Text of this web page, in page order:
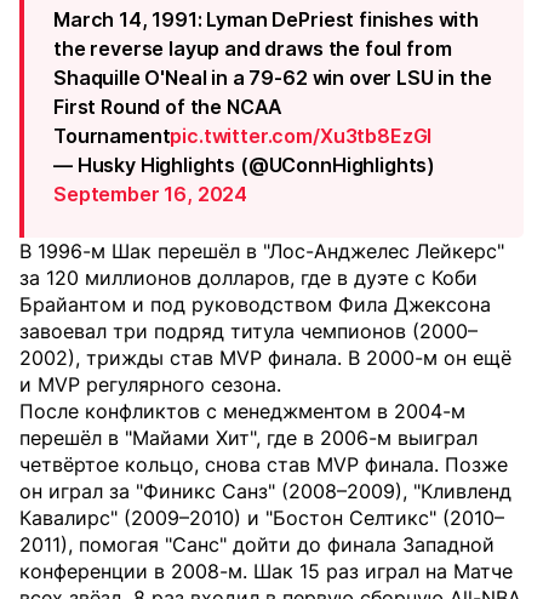
March 14, 1991: Lyman DePriest finishes with
the reverse layup and draws the foul from
Shaquille O'Neal in a 79-62 win over LSU in the
First Round of the NCAA
Tournamentpic.twitter.com/Xu3tb8EzGl
— Husky Highlights (@UConnHighlights)
September 16, 2024
В 1996-м Шак перешёл в "Лос-Анджелес Лейкерс"
за 120 миллионов долларов, где в дуэте с Коби
Брайантом и под руководством Фила Джексона
завоевал три подряд титула чемпионов (2000–
2002), трижды став MVP финала. В 2000-м он ещё
и MVP регулярного сезона.
После конфликтов с менеджментом в 2004-м
перешёл в "Майами Хит", где в 2006-м выиграл
четвёртое кольцо, снова став MVP финала. Позже
он играл за "Финикс Санз" (2008–2009), "Кливленд
Кавалирс" (2009–2010) и "Бостон Селтикс" (2010–
2011), помогая "Санс" дойти до финала Западной
конференции в 2008-м. Шак 15 раз играл на Матче